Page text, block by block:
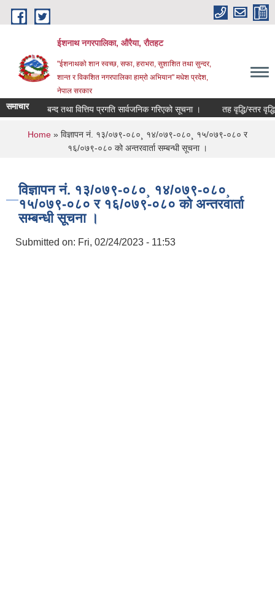
Skip to main content
ईशनाथ नगरपालिका, औरैया, रौतहट
"ईशनाथको शान स्वच्छ, सफा, हराभरा, सुशाशित तथा सुन्दर,
शान्त र विकशित नगरपालिका हाम्रो अभियान" मधेश प्रदेश,
नेपाल सरकार
समाचार
खाता बन्द तथा वित्तिय प्रगति सार्वजनिक गरिएको सूचना । तह वृद्धि/स्तर
You are here
Home » विज्ञापन नं. १३/०७९-०८०¸ १४/०७९-०८०¸ १५/०७९-०८० र
१६/०७९-०८० को अन्तरवार्ता सम्बन्धी सूचना ।
विज्ञापन नं. १३/०७९-०८०¸ १४/०७९-०८०¸
१५/०७९-०८० र १६/०७९-०८० को अन्तरवार्ता
सम्बन्धी सूचना ।
Submitted on: Fri, 02/24/2023 - 11:53